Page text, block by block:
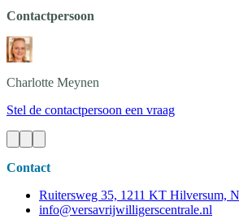
Contactpersoon
Charlotte Meynen
Stel de contactpersoon een vraag
Contact
Ruitersweg 35, 1211 KT Hilversum,
info@versavrijwilligerscentrale.nl